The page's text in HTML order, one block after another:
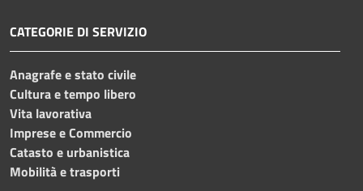
CATEGORIE DI SERVIZIO
Anagrafe e stato civile
Cultura e tempo libero
Vita lavorativa
Imprese e Commercio
Catasto e urbanistica
Mobilità e trasporti